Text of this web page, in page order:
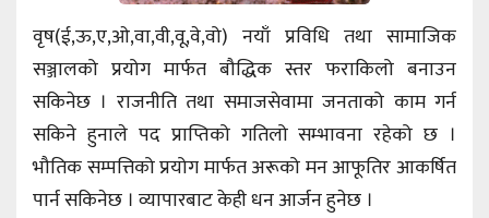
वृष(ई,ऊ,ए,ओ,वा,वी,वू,वे,वो) नयाँ प्रविधि तथा सामाजिक
सञ्जालको प्रयोग मार्फत बौद्धिक स्तर फराकिलो बनाउन
सकिनेछ । राजनीति तथा समाजसेवामा जनताको काम गर्न
सकिने हुनाले पद प्राप्तिको गतिलो सम्भावना रहेको छ ।
भौतिक सम्पत्तिको प्रयोग मार्फत अरूको मन आफूतिर आकर्षित
पार्न सकिनेछ । व्यापारबाट केही धन आर्जन हुनेछ ।